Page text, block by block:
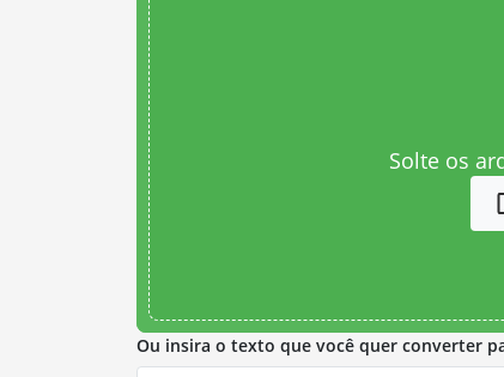
Solte os
Ou insira o texto que você quer converter